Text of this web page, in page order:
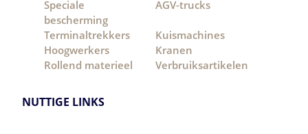
Speciale
bescherming
AGV-trucks
Terminaltrekkers
Kuismachines
Hoogwerkers
Kranen
Rollend materieel
Verbruiksartikelen
NUTTIGE LINKS